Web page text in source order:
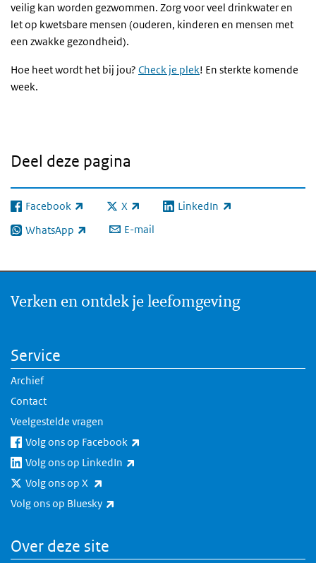
veilig kan worden gezwommen. Zorg voor veel drinkwater en
let op kwetsbare mensen (ouderen, kinderen en mensen met
een zwakke gezondheid).
Hoe heet wordt het bij jou? Check je plek! En sterkte komende
week.
Deel deze pagina
Facebook
(externe link) X
(externe link) LinkedIn
(externe link)
WhatsApp
(externe link) E-mail
Verken en ontdek je leefomgeving
Service
Archief
Contact
Veelgestelde vragen
Volg ons op Facebook
Volg ons op LinkedIn
Volg ons op X
Volg ons op Bluesky
Over deze site